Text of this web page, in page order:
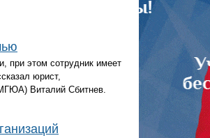
при этом сотрудник имеет
юрист,
Виталий Сбитнев.